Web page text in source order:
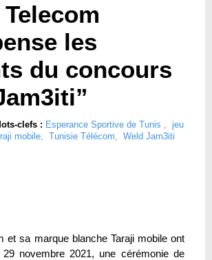
les
du concours
clefs : Esperance Sportive de Tunis , jeu
mobile, Tunisie Télécom, Weld Jam3iti
et sa marque blanche Taraji mobile ont
29 novembre 2021, une cérémonie de